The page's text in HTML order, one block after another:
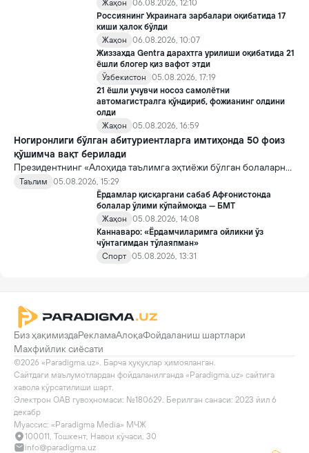
Жаҳон
06.08.2026, 12:10
Россиянинг Украинага зарбалари оқибатида 17
киши ҳалок бўлди
Жаҳон
06.08.2026, 10:07
Жиззахда Gentra дарахтга урилиши оқибатида 21
ёшли блогер қиз вафот этди
Ўзбекистон
05.08.2026, 17:19
21 ёшли учувчи носоз самолётни
автомагистралга қўндириб, фожианинг олдини
олди
Жаҳон
05.08.2026, 16:59
Ногиронлиги бўлган абитуриентларга имтиҳонда 50 фоиз
қўшимча вақт берилади
Президентнинг «Алоҳида таълимга эҳтиёжи бўлган болаларни
таълим ва ижтимоий хизматлар билан қамраб олиш тизимини
такомиллаштириш бўйича қўшимча чора-тадбирлар
тўғрисида»ги қарори билан инклюзив таълим соҳасида қатор
янги механизмлар жорий этилади.
Таълим
05.08.2026, 15:29
Ёрдамлар қисқаргани сабаб Афғонистонда
болалар ўлими кўпаймоқда — БМТ
Жаҳон
05.08.2026, 14:08
Каннаваро: «Ёрдамчиларимга ойликни ўз
чўнтагимдан тўлаяпман»
Спорт 05.08.2026, 13:31
Биз ҳақимиздаРекламаАлоқаФойдаланиш шартлари
Махфийлик сиёсати
©2026 «Paradigma.uz». Барча ҳуқуқлар ҳимояланган.
Сайтдаги маълумотлардан фойдаланилганда «Paradigma.uz» сайтига
хавола кўрсатилиши шарт.
Электрон ОАВ гувоҳномаси: №180629. Берилган санаси: 2023 йил 6
декабр
Муассис: «Paradigma Media» МЧЖ
100011, Тошкент, Навои кўчаси, 30
info@paradigma.uz